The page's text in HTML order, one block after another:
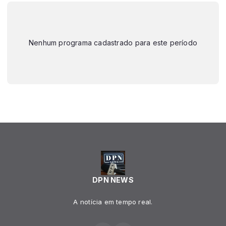
Nenhum programa cadastrado para este período
DPN NEWS
A notícia em tempo real.